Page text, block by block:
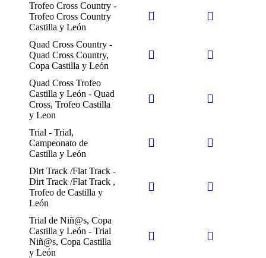
Trofeo Cross Country -
Trofeo Cross Country
Castilla y León
Quad Cross Country -
Quad Cross Country,
Copa Castilla y León
Quad Cross Trofeo
Castilla y León - Quad
Cross, Trofeo Castilla
y Leon
Trial - Trial,
Campeonato de
Castilla y León
Dirt Track /Flat Track -
Dirt Track /Flat Track ,
Trofeo de Castilla y
León
Trial de Niñ@s, Copa
Castilla y León - Trial
Niñ@s, Copa Castilla
y León